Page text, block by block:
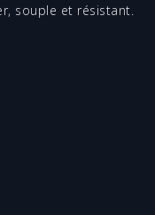
souple et résistant.